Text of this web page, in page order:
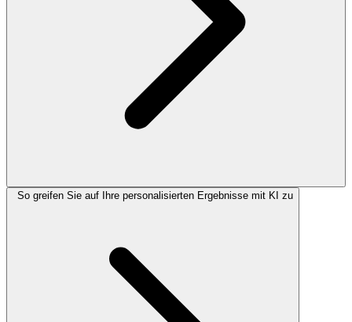
So greifen Sie auf Ihre personalisierten Ergebnisse mit KI zu